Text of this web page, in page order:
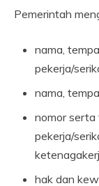
Pemerintah
nama,
pekerja/
nama,
nomor
pekerja/
hak dan